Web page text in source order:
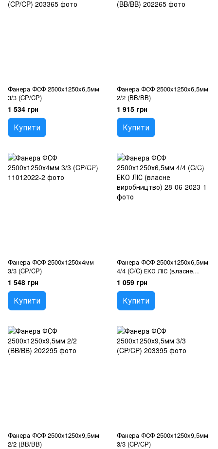
Фанера ФСФ 2500x1250x6,5мм
3/3 (CP/CP)
1 534 грн
Купити
Фанера ФСФ 2500x1250x6,5мм
2/2 (BB/BB)
1 915 грн
Купити
Фанера ФСФ 2500x1250x4мм
3/3 (CP/CP)
1 548 грн
Купити
Фанера ФСФ 2500x1250x6,5мм
4/4 (C/C) ЕКО ЛІС (власне
виробництво)
1 059 грн
Купити
Фанера ФСФ 2500x1250x9,5мм
2/2 (BB/BB)
Фанера ФСФ 2500x1250x9,5мм
3/3 (CP/CP)